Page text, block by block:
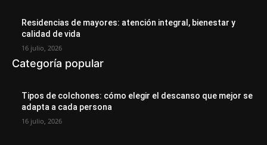
Residencias de mayores: atención integral, bienestar y
calidad de vida
16 julio, 2026
Categoría popular
Tipos de colchones: cómo elegir el descanso que mejor se
adapta a cada persona
16 julio, 2026